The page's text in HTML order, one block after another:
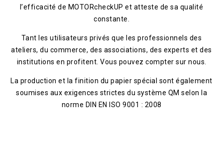
l’efficacité de MOTORcheckUP et atteste de sa qualité
constante.
Tant les utilisateurs privés que les professionnels des
ateliers, du commerce, des associations, des experts et des
institutions en profitent. Vous pouvez compter sur nous.
La production et la finition du papier spécial sont également
soumises aux exigences strictes du système QM selon la
norme DIN EN ISO 9001 : 2008